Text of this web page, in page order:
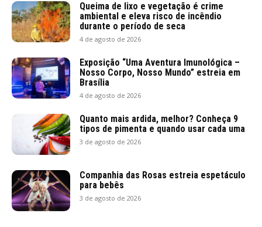
Queima de lixo e vegetação é crime
ambiental e eleva risco de incêndio
durante o período de seca
4 de agosto de 2026
Exposição “Uma Aventura Imunológica –
Nosso Corpo, Nosso Mundo” estreia em
Brasília
4 de agosto de 2026
Quanto mais ardida, melhor? Conheça 9
tipos de pimenta e quando usar cada uma
3 de agosto de 2026
Companhia das Rosas estreia espetáculo
para bebês
3 de agosto de 2026